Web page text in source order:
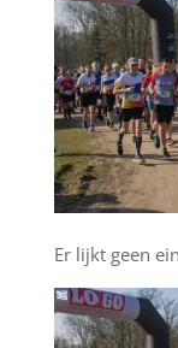
Er lijkt geen